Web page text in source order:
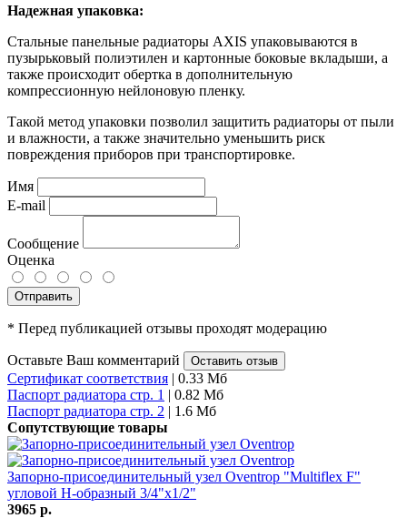
Надежная упаковка:
Стальные панельные радиаторы AXIS упаковываются в
пузырьковый полиэтилен и картонные боковые вкладыши, а
также происходит обертка в дополнительную
компрессионную нейлоновую пленку.
Такой метод упаковки позволил защитить радиаторы от пыли
и влажности, а также значительно уменьшить риск
повреждения приборов при транспортировке.
Имя
E-mail
Сообщение
Оценка
Отправить
* Перед публикацией отзывы проходят модерацию
Оставьте Ваш комментарий Оставить отзыв
Сертификат соответствия | 0.33 Мб
Паспорт радиатора стр. 1 | 0.82 Мб
Паспорт радиатора стр. 2 | 1.6 Мб
Сопутствующие товары
Запорно-присоединительный узел Oventrop "Multiflex F"
угловой H-образный 3/4"х1/2"
3965 р.